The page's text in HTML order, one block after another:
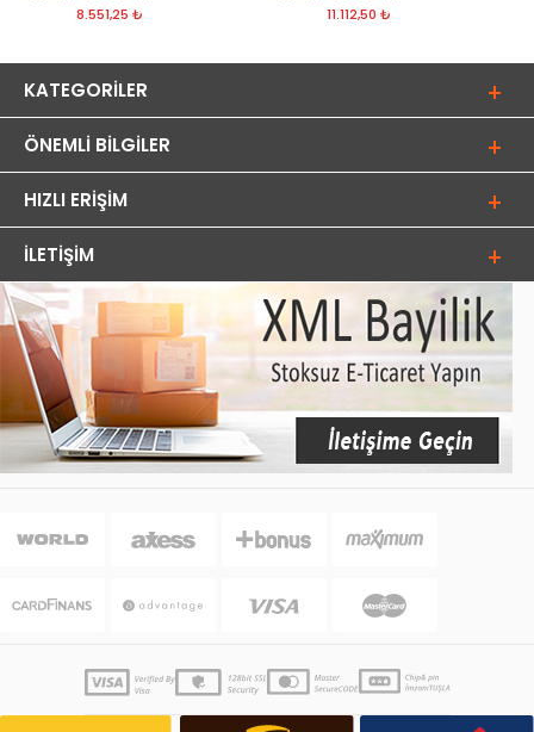
8.551,25 ₺ 11.112,50 ₺
KATEGORILER
ÖNEMLI BILGILER
HIZLI ERIŞIM
İLETIŞIM